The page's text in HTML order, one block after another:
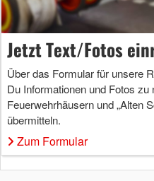
Jetzt Text/Fotos
Über das Formular für unsere
Du Informationen und Fotos
Feuerwehrhäusern und „Alten
übermitteln.
Zum Formular